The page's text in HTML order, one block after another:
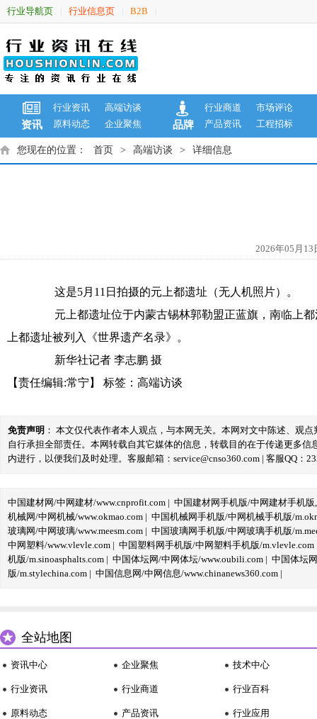
行业导航页 行业信息页 B2B
资讯
行业资讯
高端访谈
原料动态
企业聚焦 品牌
行业商道
市场评论
产品资讯
工程招标
您现在的位置： 首页 > 高端访谈 > 详细信息
2026年05月
这是5月11日拍摄的元上都遗址（无人机照片）。
元上都遗址位于内蒙古锡林郭勒盟正蓝旗，南临上都
上都遗址被列入《世界遗产名录》。
新华社记者 李志鹏 摄
【责任编辑:常宁】 标签： 高端访谈
免责声明 ： 本文仅代表作者本人观点，与本网无关。本网对文中陈述、观
自行承担全部责任。本网转载自其它媒体的信息，转载目的在于传递更多
内进行，以便我们及时处理。客服邮箱：service@cnso360.com | 客服QQ：
中国建材网/中网建材/www.cnprofit.com | 中国建材网手机版/中网建材手机版
机械网/中网机械/www.okmao.com | 中国机械网手机版/中网机械手机版/
玻璃网/中网玻璃/www.meesm.com | 中国玻璃网手机版/中网玻璃手机版/
中网塑料/www.vlevle.com | 中国塑料网手机版/中网塑料手机版/m.vlevle.com
机版/m.sinoasphalts.com | 中国体坛网/中网体坛/www.oubili.com | 中国体坛
版/m.stylechina.com | 中国信息网/中网信息/www.chinanews360.com |
全站地图
资讯中心
行业资讯
原料动态
企业聚焦
行业商道
产品资讯
技术中心
行业百科
行业应用